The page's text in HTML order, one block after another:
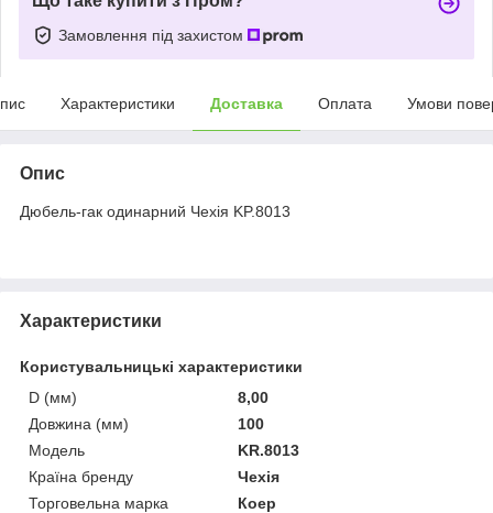
Замовлення під захистом
Характеристики Доставка Оплата Умови
Опис
Дюбель-гак одинарний Чехія KP.8013
Характеристики
Користувальницькі характеристики
D (мм)
8,00
Довжина (мм)
100
Мoдель
KR.8013
Країна бренду
Чехія
Торговельна марка
Коер